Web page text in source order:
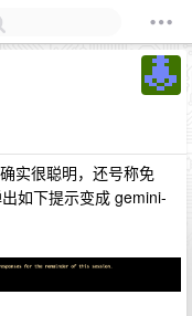
实很聪明，还号称免
如下提示变成 gemini-